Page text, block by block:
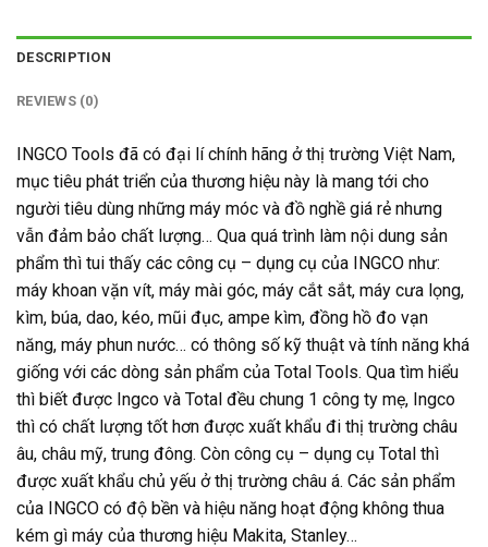
DESCRIPTION
REVIEWS (0)
INGCO Tools đã có đại lí chính hãng ở thị trường Việt Nam,
mục tiêu phát triển của thương hiệu này là mang tới cho
người tiêu dùng những máy móc và đồ nghề giá rẻ nhưng
vẫn đảm bảo chất lượng… Qua quá trình làm nội dung sản
phẩm thì tui thấy các công cụ – dụng cụ của INGCO như:
máy khoan vặn vít, máy mài góc, máy cắt sắt, máy cưa lọng,
kìm, búa, dao, kéo, mũi đục, ampe kìm, đồng hồ đo vạn
năng, máy phun nước… có thông số kỹ thuật và tính năng khá
giống với các dòng sản phẩm của Total Tools. Qua tìm hiểu
thì biết được Ingco và Total đều chung 1 công ty mẹ, Ingco
thì có chất lượng tốt hơn được xuất khẩu đi thị trường châu
âu, châu mỹ, trung đông. Còn công cụ – dụng cụ Total thì
được xuất khẩu chủ yếu ở thị trường châu á. Các sản phẩm
của INGCO có độ bền và hiệu năng hoạt động không thua
kém gì máy của thương hiệu Makita, Stanley…